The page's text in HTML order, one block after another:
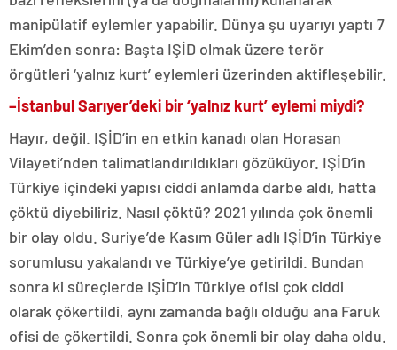
manipülatif eylemler yapabilir. Dünya şu uyarıyı yaptı 7
Ekim’den sonra: Başta IŞİD olmak üzere terör
örgütleri ‘yalnız kurt’ eylemleri üzerinden aktifleşebilir.
–İstanbul Sarıyer’deki bir ‘yalnız kurt’ eylemi miydi?
Hayır, değil. IŞİD’in en etkin kanadı olan Horasan
Vilayeti’nden talimatlandırıldıkları gözüküyor. IŞİD’in
Türkiye içindeki yapısı ciddi anlamda darbe aldı, hatta
çöktü diyebiliriz. Nasıl çöktü? 2021 yılında çok önemli
bir olay oldu. Suriye’de Kasım Güler adlı IŞİD’in Türkiye
sorumlusu yakalandı ve Türkiye’ye getirildi. Bundan
sonra ki süreçlerde IŞİD’in Türkiye ofisi çok ciddi
olarak çökertildi, aynı zamanda bağlı olduğu ana Faruk
ofisi de çökertildi. Sonra çok önemli bir olay daha oldu.